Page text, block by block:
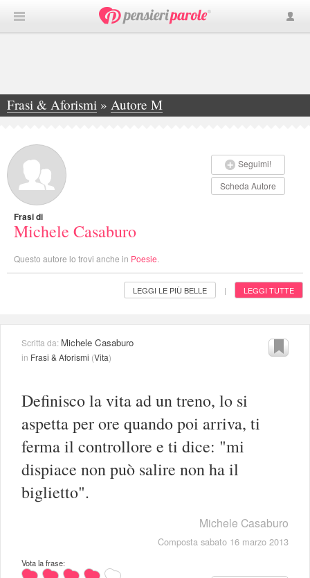
Frasi & Aforismi » Autore M
»Michele Casaburo
Seguimi!
Scheda Autore
Frasi di
Michele Casaburo
Questo autore lo trovi anche in Poesie
LEGGI LE PIÙ BELLE | LEGGI TUTTE
Scritta da: Michele Casaburo
in Frasi & Aforismi (Vita)
Definisco la vita ad un treno, lo si
aspetta per ore quando poi arriva, ti
ferma il controllore e ti dice: "mi
dispiace non può salire non ha il
biglietto".
Michele Casaburo
Composta sabato 16 marzo 2013
Vota la frase: